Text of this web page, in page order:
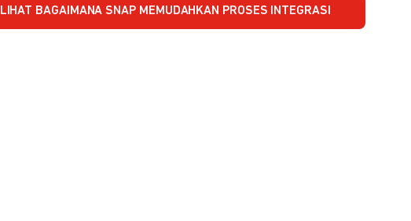
LIHAT BAGAIMANA SNAP MEMUDAHKAN PROSES INTEGRASI